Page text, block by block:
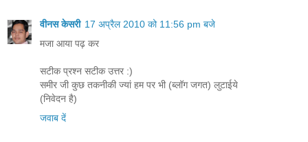
वीनस केसरी 17 अप्रैल 2010 को 11:56 pm बजे
मजा आया पढ़ कर
सटीक प्रश्न सटीक उत्तर :)
समीर जी कुछ तकनीकी ज्यां हम पर भी (ब्लॉग जगत) लुटाईये
(निवेदन है)
जवाब दें